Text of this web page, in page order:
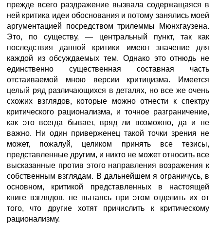
прежде всего раздражение вызвала содержащаяся в
ней критика идеи обоснования и потому занялись моей
аргументацией посредством трилеммы Мюнхгаузена.
Это, по существу, — центральный пункт, так как
последствия данной критики имеют значение для
каждой из обсуждаемых тем. Однако это отнюдь не
единственно существенная составная часть
отстаиваемой мною версии критицизма. Имеется
целый ряд различающихся в деталях, но все же очень
схожих взглядов, которые можно отнести к спектру
критического рационализма, и точное разграничение,
как это всегда бывает, вряд ли возможно, да и не
важно. Ни один приверженец такой точки зрения не
может, пожалуй, целиком принять все тезисы,
представленные другим, и никто не может относить все
высказанные против этого направления возражения к
собственным взглядам. В дальнейшем я ограничусь, в
основном, критикой представленных в настоящей
книге взглядов, не пытаясь при этом отделить их от
того, что другие хотят причислить к критическому
рационализму.